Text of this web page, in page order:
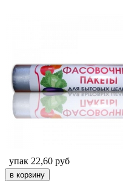
упак 22,60 руб